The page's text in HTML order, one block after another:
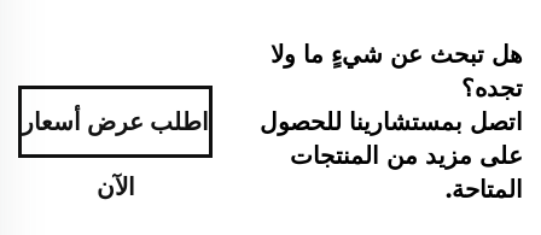
هل تبحث عن شيءٍ ما ولا
تجده؟
اتصل بمستشارينا للحصول
على مزيد من المنتجات
المتاحة.
اطلب عرض أسعار
الآن